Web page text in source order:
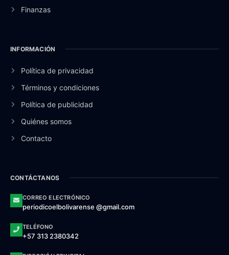
Finanzas
INFORMACIÓN
Política de privacidad
Términos y condiciones
Política de publicidad
Quiénes somos
Contacto
CONTÁCTANOS
CORREO ELECTRÓNICO
periodicoelbolivarense @gmail.com
TELÉFONO
+57 313 2380342